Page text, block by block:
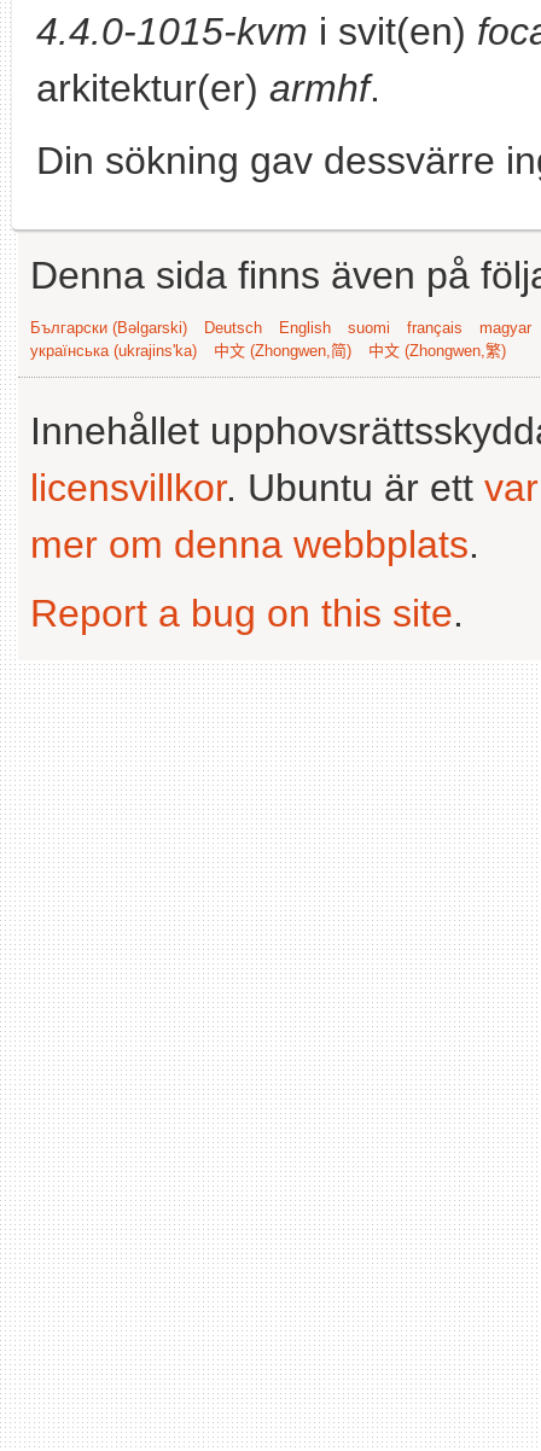
4.4.0-1015-kvm i svit(en)
arkitektur(er) armhf.
Din sökning gav dessvärre
Denna sida finns även på
Български (Bəlgarski) Deutsch English suomi français
magyar
українська (ukrajins'ka)
中文 (Zhongwen,简) 中文 (Zhongwen,繁)
Innehållet
licensvillkor. Ubuntu är ett
mer om denna webbplats.
Report a bug on this site.